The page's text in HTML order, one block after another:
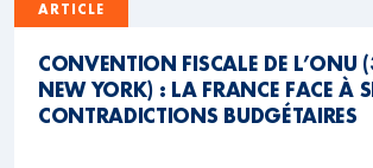
ARTICLE
CONVENTION FISCALE DE L’ONU
NEW YORK) : LA FRANCE FACE À
CONTRADICTIONS BUDGÉTAIRES